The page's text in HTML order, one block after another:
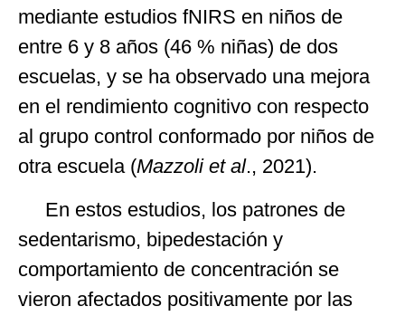
mediante estudios fNIRS en niños de
entre 6 y 8 años (46 % niñas) de dos
escuelas, y se ha observado una mejora
en el rendimiento cognitivo con respecto
al grupo control conformado por niños de
otra escuela (Mazzoli et al., 2021).
En estos estudios, los patrones de
sedentarismo, bipedestación y
comportamiento de concentración se
vieron afectados positivamente por las